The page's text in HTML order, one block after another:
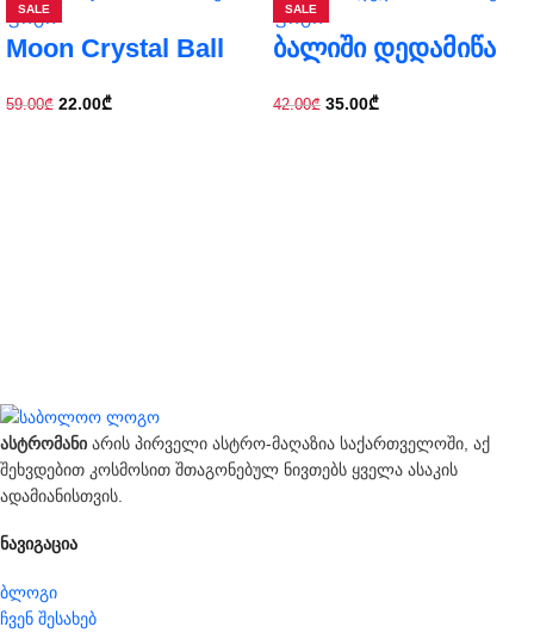
SALE
Moon Crystal Ball
59.00₾ 22.00₾
SALE
ბალიში დედამიწა
42.00₾ 35.00₾
ასტრომანი არის პირველი ასტრო-მაღაზია საქართველოში, აქ
შეხვდებით კოსმოსით შთაგონებულ ნივთებს ყველა ასაკის
ადამიანისთვის.
ნავიგაცია
ბლოგი
ჩვენ შესახებ